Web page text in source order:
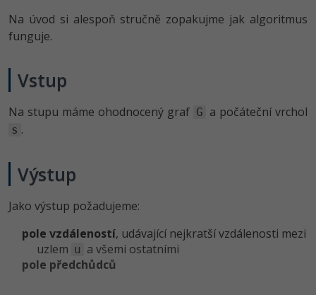
Více
Kurzy e-commerce
Testování softwaru
Datová analýza
Kurzy designu
HTML/CSS -80%
Příběhy absolventů
Blog
Na úvod si alespoň stručně zopakujme jak algoritmus
funguje.
Vstup
Na stupu máme ohodnocený graf G a počáteční vrchol
s .
Výstup
Jako výstup požadujeme:
pole vzdáleností, udávající nejkratší vzdálenosti mezi
uzlem u a všemi ostatními
pole předchůdců